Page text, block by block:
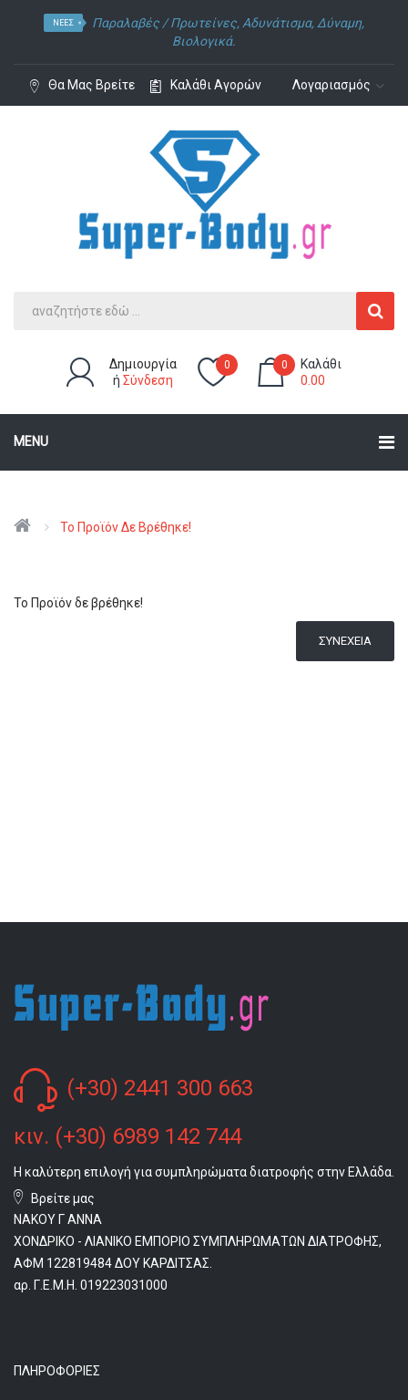
ΝΈΕΣ Παραλαβές /Πρωτείνες, Αδυνάτισμα, Δύναμη,
Βιολογικά.
Θα Μας Βρείτε Καλάθι Αγορών Λογαριασμός
Δημιουργία
ή Σύνδεση
0 0
Καλάθι
0.00
MENU
Το Προϊόν Δε Βρέθηκε!
Το Προϊόν δε βρέθηκε!
ΣΥΝΈΧΕΙΑ
(+30) 2441 300 663
κιν. (+30) 6989 142 744
Η καλύτερη επιλογή για συμπληρώματα διατροφής στην Ελλάδα.
Βρείτε μας
ΝΑΚΟΥ Γ ΑΝΝΑ
ΧΟΝΔΡΙΚΟ - ΛΙΑΝΙΚΟ ΕΜΠΟΡΙΟ ΣΥΜΠΛΗΡΩΜΑΤΩΝ ΔΙΑΤΡΟΦΗΣ,
ΑΦΜ 122819484 ΔΟΥ ΚΑΡΔΙΤΣΑΣ.
αρ. Γ.Ε.Μ.Η. 019223031000
ΠΛΗΡΟΦΟΡΊΕΣ